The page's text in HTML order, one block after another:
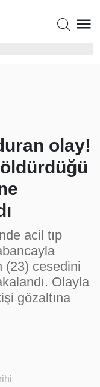
olay!
acil tıp
(23) cesedini
Olayla
gözaltına